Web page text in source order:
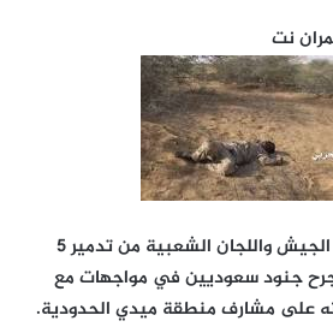
تمكنت وحدات من ابطال الجيش واللجان الشعبية من تدمير 5
جنود سعوديين في مواجهات مع
على مشارف منطقة ميدي الحدودية.